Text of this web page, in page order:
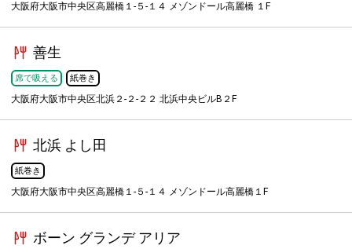
大阪府大阪市中央区高麗橋１-５-１４ メゾンドール高麗橋 １F
善生
席で吸える 紙巻き
大阪府大阪市中央区北浜２-２-２２ 北浜中央ビルB２F
北浜 よし田
紙巻き
大阪府大阪市中央区高麗橋１-５-１４ メゾンドール高麗橋１F
ボーン グランデ アリア